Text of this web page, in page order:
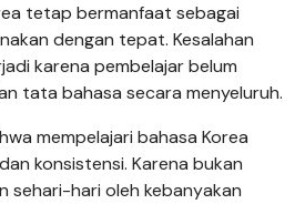
tetap bermanfaat sebagai
dengan tepat. Kesalahan
karena pembelajar belum
tata bahasa secara menyeluruh.
mempelajari bahasa Korea
konsistensi. Karena bukan
sehari-hari oleh kebanyakan